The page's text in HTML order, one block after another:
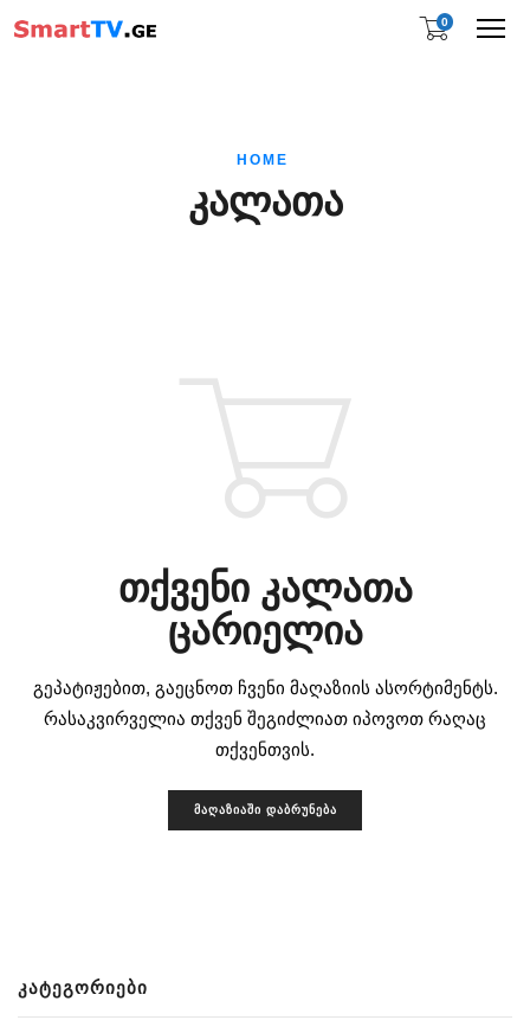
0
HOME
ᲙᲐᲚᲐᲗᲐ
თქვენი კალათა
ცარიელია
გეპატიჟებით, გაეცნოთ ჩვენი მაღაზიის ასორტიმენტს.
რასაკვირველია თქვენ შეგიძლიათ იპოვოთ რაღაც
თქვენთვის.
ᲛᲐᲦᲐᲖᲘᲐᲨᲘ ᲓᲐᲑᲠᲣᲜᲔᲑᲐ
ᲙᲐᲢᲔᲒᲝᲠᲘᲔᲑᲘ